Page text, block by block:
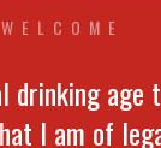
WELCOME
drinking
I am of